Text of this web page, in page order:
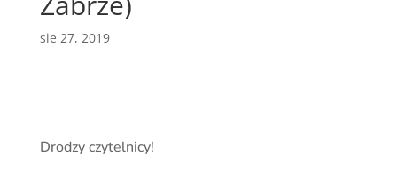
sie 27, 2019
Drodzy czytelnicy!